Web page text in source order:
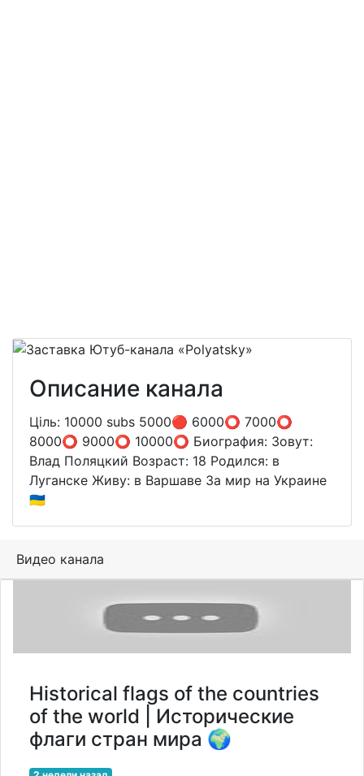
Описание канала
Ціль: 10000 subs 5000🔴 6000⭕️ 7000⭕️
8000⭕️ 9000⭕️ 10000⭕️ Биография: Зовут:
Влад Поляцкий Возраст: 18 Родился: в
Луганске Живу: в Варшаве За мир на Украине
🇺🇦
Видео канала
Historical flags of the countries
of the world | Исторические
флаги стран мира 🌍